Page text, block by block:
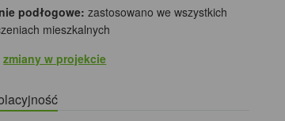
podłogowe: zastosowano we wszystkich
mieszkalnych
zmiany w projekcie